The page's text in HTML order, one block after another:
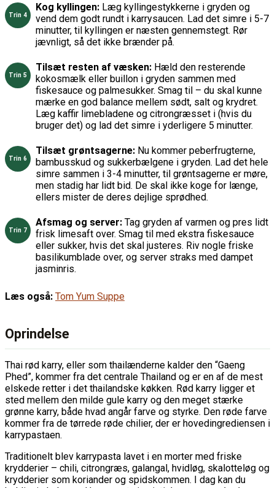
Kog kyllingen: Læg kyllingestykkerne i gryden og
vend dem godt rundt i karrysaucen. Lad det simre i 5-7
minutter, til kyllingen er næsten gennemstegt. Rør
jævnligt, så det ikke brænder på.
Tilsæt resten af væsken: Hæld den resterende
kokosmælk eller buillon i gryden sammen med
fiskesauce og palmesukker. Smag til – du skal kunne
mærke en god balance mellem sødt, salt og krydret.
Læg kaffir limebladene og citrongræsset i (hvis du
bruger det) og lad det simre i yderligere 5 minutter.
Tilsæt grøntsagerne: Nu kommer peberfrugterne,
bambusskud og sukkerbælgene i gryden. Lad det hele
simre sammen i 3-4 minutter, til grøntsagerne er møre,
men stadig har lidt bid. De skal ikke koge for længe,
ellers mister de deres dejlige sprødhed.
Afsmag og server: Tag gryden af varmen og pres lidt
frisk limesaft over. Smag til med ekstra fiskesauce
eller sukker, hvis det skal justeres. Riv nogle friske
basilikumblade over, og server straks med dampet
jasminris.
Læs også: Tom Yum Suppe
Oprindelse
Thai rød karry, eller som thailænderne kalder den “Gaeng
Phed”, kommer fra det centrale Thailand og er en af de mest
elskede retter i det thailandske køkken. Rød karry ligger et
sted mellem den milde gule karry og den meget stærke
grønne karry, både hvad angår farve og styrke. Den røde farve
kommer fra de tørrede røde chilier, der er hovedingrediensen i
karrypastaen.
Traditionelt blev karrypasta lavet i en morter med friske
krydderier – chili, citrongræs, galangal, hvidløg, skalotteløg og
krydderier som koriander og spidskommen. I dag kan du